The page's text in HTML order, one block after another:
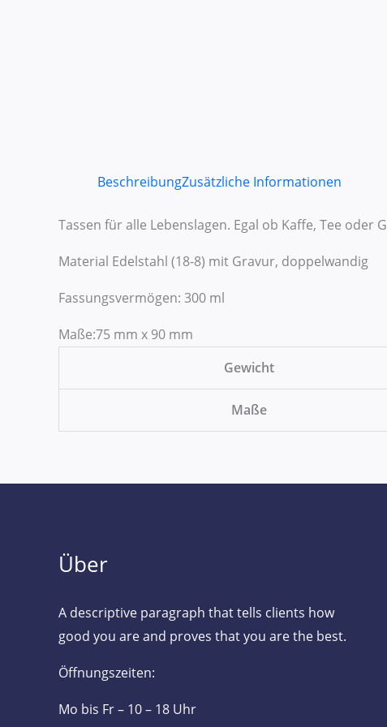
BeschreibungZusätzliche Informationen
Tassen für alle Lebenslagen. Egal ob Kaffe, Tee oder
Material Edelstahl (18-8) mit Gravur, doppelwandig
Fassungsvermögen: 300 ml
Maße:75 mm x 90 mm
Gewicht
Maße
Über
A descriptive paragraph that tells clients how
good you are and proves that you are the best.
Öffnungszeiten:
Mo bis Fr – 10 – 18 Uhr